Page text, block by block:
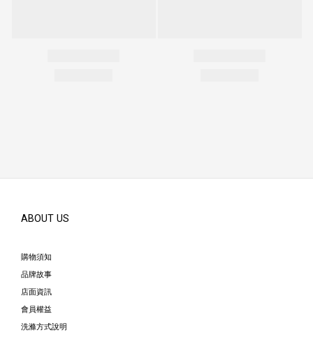
ABOUT US
購物須知
品牌故事
店面資訊
會員權益
洗滌方式說明